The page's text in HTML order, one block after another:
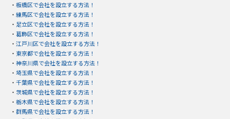
・ 板橋区で会社を設立する方法！
・ 練馬区で会社を設立する方法！
・ 足立区で会社を設立する方法！
・ 葛飾区で会社を設立する方法！
・ 江戸川区で会社を設立する方法！
・ 東京都で会社を設立する方法！
・ 神奈川県で会社を設立する方法！
・ 埼玉県で会社を設立する方法！
・ 千葉県で会社を設立する方法！
・ 茨城県で会社を設立する方法！
・ 栃木県で会社を設立する方法！
・ 群馬県で会社を設立する方法！